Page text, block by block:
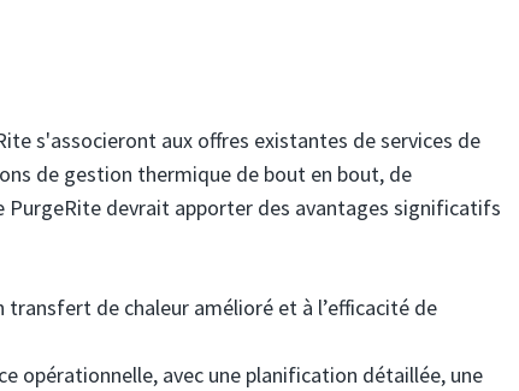
s'associeront aux offres existantes de services de
de gestion thermique de bout en bout, de
PurgeRite devrait apporter des avantages significatifs
de chaleur amélioré et à l’efficacité de
opérationnelle, avec une planification détaillée, une